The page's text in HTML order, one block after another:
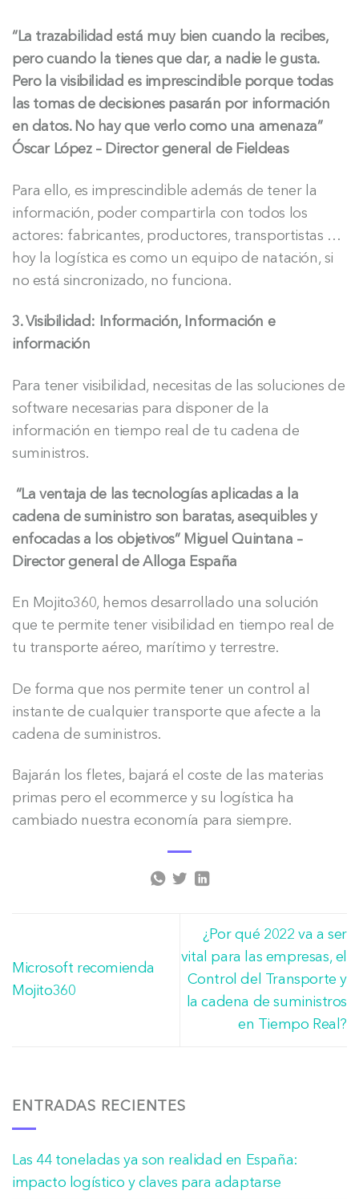
“La trazabilidad está muy bien cuando la recibes,
pero cuando la tienes que dar, a nadie le gusta.
Pero la visibilidad es imprescindible porque todas
las tomas de decisiones pasarán por información
en datos. No hay que verlo como una amenaza”
Óscar López – Director general de Fieldeas
Para ello, es imprescindible además de tener la
información, poder compartirla con todos los
actores: fabricantes, productores, transportistas …
hoy la logística es como un equipo de natación, si
no está sincronizado, no funciona.
3. Visibilidad: Información, Información e
información
Para tener visibilidad, necesitas de las soluciones de
software necesarias para disponer de la
información en tiempo real de tu cadena de
suministros.
“La ventaja de las tecnologías aplicadas a la
cadena de suministro son baratas, asequibles y
enfocadas a los objetivos” Miguel Quintana –
Director general de Alloga España
En Mojito360, hemos desarrollado una solución
que te permite tener visibilidad en tiempo real de
tu transporte aéreo, marítimo y terrestre.
De forma que nos permite tener un control al
instante de cualquier transporte que afecte a la
cadena de suministros.
Bajarán los fletes, bajará el coste de las materias
primas pero el ecommerce y su logística ha
cambiado nuestra economía para siempre.
Microsoft recomienda
Mojito360
¿Por qué 2022 va a ser
vital para las empresas, el
Control del Transporte y
la cadena de suministros
en Tiempo Real?
ENTRADAS RECIENTES
Las 44 toneladas ya son realidad en España:
impacto logístico y claves para adaptarse